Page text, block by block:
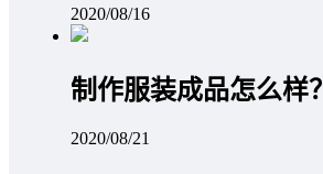
2020/08/16
制作服装成品怎么样？
2020/08/21